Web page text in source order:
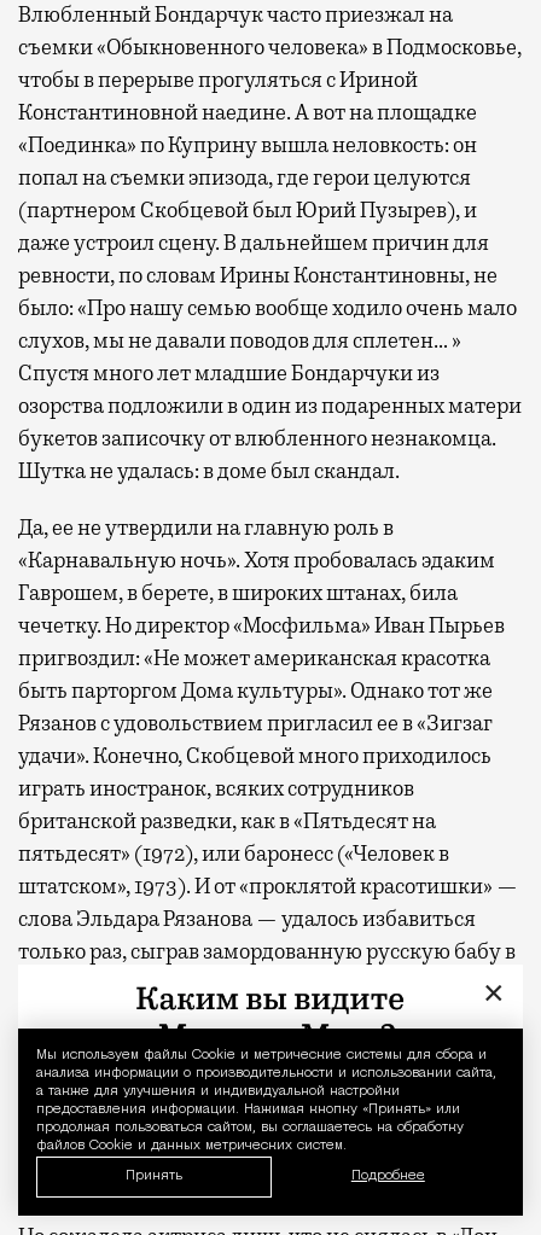
Влюбленный Бондарчук часто приезжал на
съемки «Обыкновенного человека» в Подмосковье,
чтобы в перерыве прогуляться с Ириной
Константиновной наедине. А вот на площадке
«Поединка» по Куприну вышла неловкость: он
попал на съемки эпизода, где герои целуются
(партнером Скобцевой был Юрий Пузырев), и
даже устроил сцену. В дальнейшем причин для
ревности, по словам Ирины Константиновны, не
было: «Про нашу семью вообще ходило очень мало
слухов, мы не давали поводов для сплетен… »
Спустя много лет младшие Бондарчуки из
озорства подложили в один из подаренных матери
букетов записочку от влюбленного незнакомца.
Шутка не удалась: в доме был скандал.
Да, ее не утвердили на главную роль в
«Карнавальную ночь». Хотя пробовалась эдаким
Гаврошем, в берете, в широких штанах, била
чечетку. Но директор «Мосфильма» Иван Пырьев
пригвоздил: «Не может американская красотка
быть парторгом Дома культуры». Однако тот же
Рязанов с удовольствием пригласил ее в «Зигзаг
удачи». Конечно, Скобцевой много приходилось
играть иностранок, всяких сотрудников
британской разведки, как в «Пятьдесят на
пятьдесят» (1972), или баронесс («Человек в
штатском», 1973). И от «проклятой красотишки» —
слова Эльдара Рязанова — удалось избавиться
только раз, сыграв замордованную русскую бабу в
фильме Бориса Барнета «Аннушка» (1959). Перед
пробами Бондарчук ей посоветовал: во-первых,
сделать бровки домиком, как у Марецкой, а во-
вторых, вставить в нос две ватные турундочки.
Потом, когда все перестанут замечать красоту и
подпадут под силу актерского мастерства, их
можно будет незаметно вынуть.
Уведомление
Мы используем файлы Сookie и метрические системы для сбора и
анализа информации о производительности и использовании сайта,
а также для улучшения и индивидуальной настройки
предоставления информации. Нажимая кнопку «Принять» или
продолжая пользоваться сайтом, вы соглашаетесь на обработку
файлов Cookie и данных метрических систем.
Принять Подробнее
×